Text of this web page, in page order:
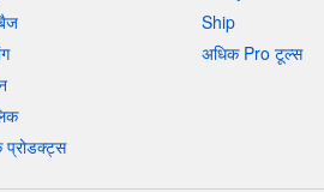
प्रोडक्ट्स
Ship
अधिक Pro टूल्स